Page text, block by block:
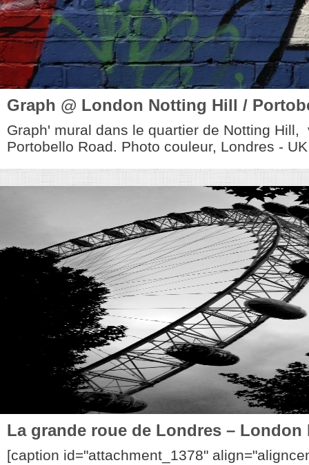
Graph @ London Notting Hill /
Graph' mural dans le quartier de Notting
Portobello Road. Photo couleur, Londres -
La grande roue de Londres – London
[caption id="attachment_1378"